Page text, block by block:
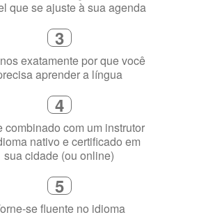
uma duração de curso
3
nos exatamente por que você
4
combinado com um instrutor
nativo e certificado em
5